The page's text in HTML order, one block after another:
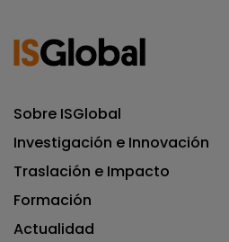
Sobre ISGlobal
Investigación e Innovación
Traslación e Impacto
Formación
Actualidad